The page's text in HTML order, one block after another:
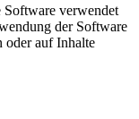
verwendet
der Software
oder auf Inhalte